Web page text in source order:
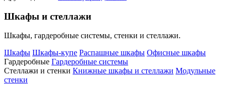
Шкафы и стеллажи
Шкафы, гардеробные системы, стенки и стеллажи.
Шкафы Шкафы-купе Распашные шкафы Офисные шкафы
Гардеробные Гардеробные системы
Стеллажи и стенки Книжные шкафы и стеллажи Модульные
стенки